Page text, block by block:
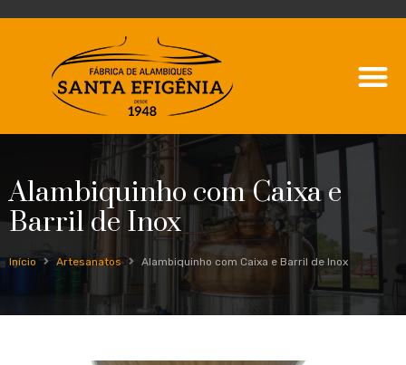
Alambiquinho com Caixa e
Barril de Inox
Início Artesanatos Alambiquinho com Caixa e Barril de Inox